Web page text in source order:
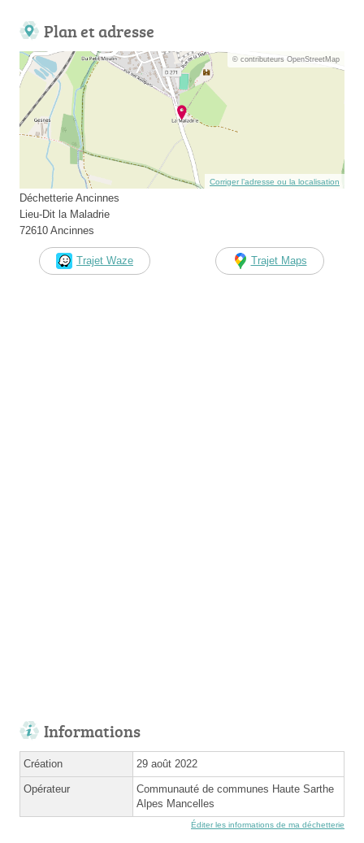
Plan et adresse
© contributeurs OpenStreetMap
Corriger l’adresse ou la localisation
Déchetterie Ancinnes
Lieu-Dit la Maladrie
72610 Ancinnes
Trajet Waze Trajet Maps
Informations
Création 29 août 2022
Opérateur
Communauté de communes Haute Sarthe
Alpes Mancelles
Éditer les informations de ma déchetterie